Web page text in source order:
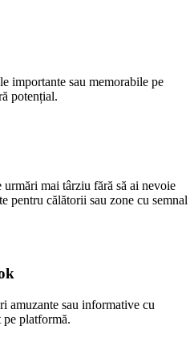
importante sau memorabile pe
potențial.
mai târziu fără să ai nevoie
pentru călătorii sau zone cu semnal
amuzante sau informative cu
pe platformă.